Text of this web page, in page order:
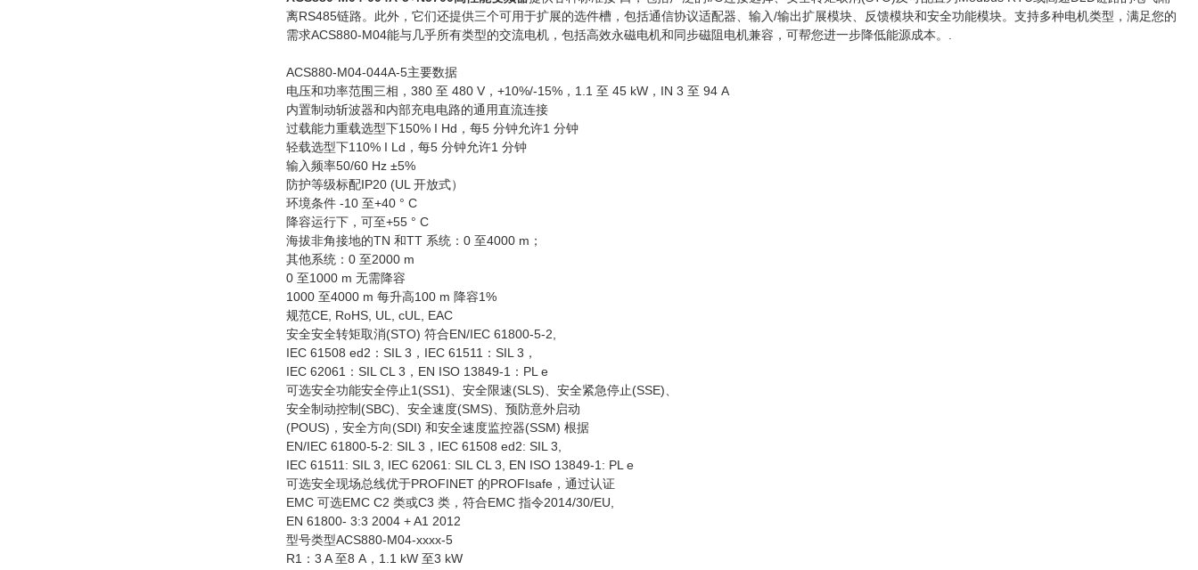
离RS485链路。此外，它们还提供三个可用于扩展的选件槽，包括通信协议适配器、输入/输出扩展模块、反馈模块和安全功能模块。支持多种电机类型，满足您的
需求ACS880-M04能与几乎所有类型的交流电机，包括高效永磁电机和同步磁阻电机兼容，可帮您进一步降低能源成本。.
ACS880-M04-044A-5主要数据
电压和功率范围三相，380 至 480 V，+10%/-15%，1.1 至 45 kW，IN 3 至 94 A
内置制动斩波器和内部充电电路的通用直流连接
过载能力重载选型下150% I Hd，每5 分钟允许1 分钟
轻载选型下110% I Ld，每5 分钟允许1 分钟
输入频率50/60 Hz ±5%
防护等级标配IP20 (UL 开放式）
环境条件 -10 至+40 ° C
降容运行下，可至+55 ° C
海拔非角接地的TN 和TT 系统：0 至4000 m；
其他系统：0 至2000 m
0 至1000 m 无需降容
1000 至4000 m 每升高100 m 降容1%
规范CE, RoHS, UL, cUL, EAC
安全安全转矩取消(STO) 符合EN/IEC 61800-5-2,
IEC 61508 ed2：SIL 3，IEC 61511：SIL 3，
IEC 62061：SIL CL 3，EN ISO 13849-1：PL e
可选安全功能安全停止1(SS1)、安全限速(SLS)、安全紧急停止(SSE)、
安全制动控制(SBC)、安全速度(SMS)、预防意外启动
(POUS)，安全方向(SDI) 和安全速度监控器(SSM) 根据
EN/IEC 61800-5-2: SIL 3，IEC 61508 ed2: SIL 3,
IEC 61511: SIL 3, IEC 62061: SIL CL 3, EN ISO 13849-1: PL e
可选安全现场总线优于PROFINET 的PROFIsafe，通过认证
EMC 可选EMC C2 类或C3 类，符合EMC 指令2014/30/EU,
EN 61800- 3:3 2004 + A1 2012
型号类型ACS880-M04-xxxx-5
R1：3 A 至8 A，1.1 kW 至3 kW